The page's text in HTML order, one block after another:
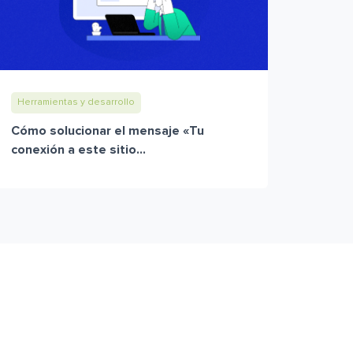
Herramientas y desarrollo
Cómo solucionar el mensaje «Tu
conexión a este sitio...